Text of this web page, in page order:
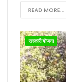
READ MORE...
सरकारी योजना